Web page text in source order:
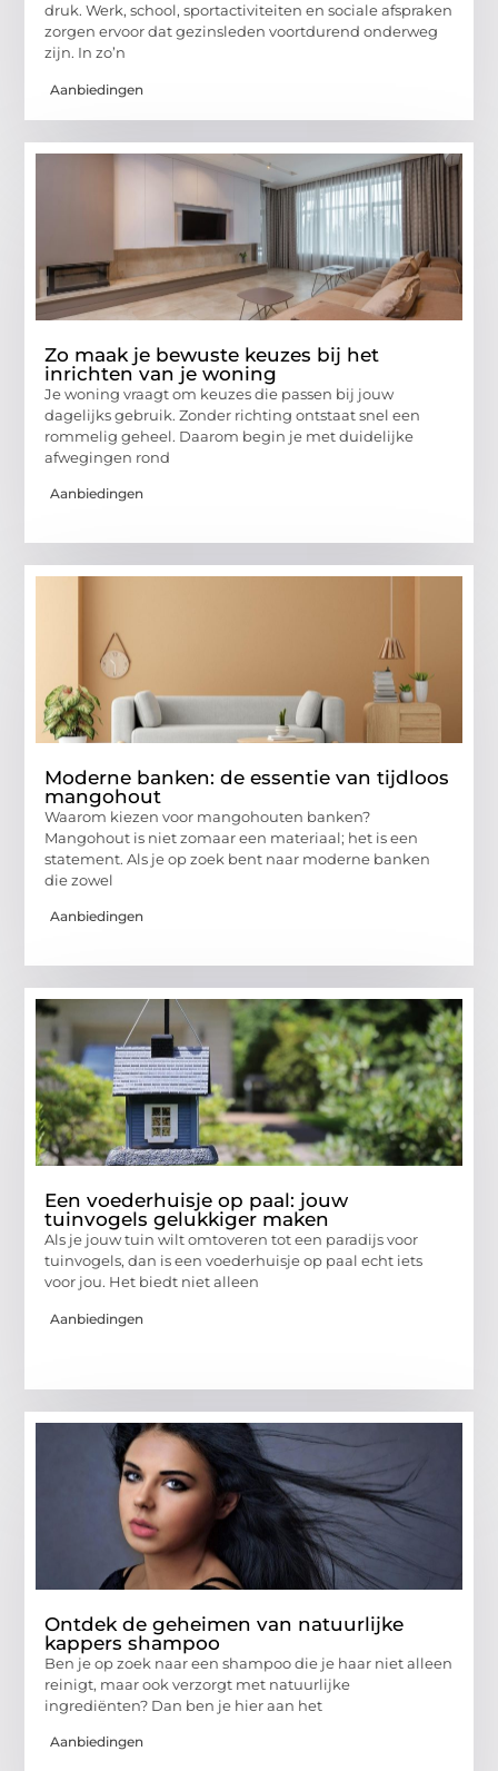
druk. Werk, school, sportactiviteiten en sociale afspraken
zorgen ervoor dat gezinsleden voortdurend onderweg
zijn. In zo’n
Aanbiedingen
Zo maak je bewuste keuzes bij het
inrichten van je woning
Je woning vraagt om keuzes die passen bij jouw
dagelijks gebruik. Zonder richting ontstaat snel een
rommelig geheel. Daarom begin je met duidelijke
afwegingen rond
Aanbiedingen
Moderne banken: de essentie van tijdloos
mangohout
Waarom kiezen voor mangohouten banken?
Mangohout is niet zomaar een materiaal; het is een
statement. Als je op zoek bent naar moderne banken
die zowel
Aanbiedingen
Een voederhuisje op paal: jouw
tuinvogels gelukkiger maken
Als je jouw tuin wilt omtoveren tot een paradijs voor
tuinvogels, dan is een voederhuisje op paal echt iets
voor jou. Het biedt niet alleen
Aanbiedingen
Ontdek de geheimen van natuurlijke
kappers shampoo
Ben je op zoek naar een shampoo die je haar niet alleen
reinigt, maar ook verzorgt met natuurlijke
ingrediënten? Dan ben je hier aan het
Aanbiedingen